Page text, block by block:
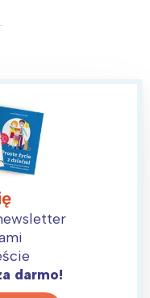
darmo!